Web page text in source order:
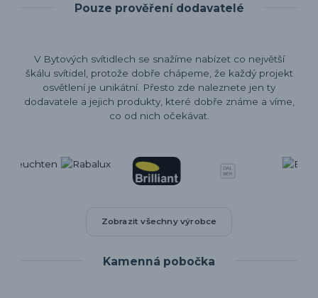
Pouze prověření dodavatelé
V Bytových svítidlech se snažíme nabízet co největší
škálu svítidel, protože dobře chápeme, že každý projekt
osvětlení je unikátní. Přesto zde naleznete jen ty
dodavatele a jejich produkty, které dobře známe a víme,
co od nich očekávat.
Zobrazit všechny výrobce
Kamenná pobočka